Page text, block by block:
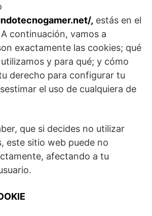
, estás en el
continuación, vamos a
exactamente las cookies; qué
y para qué; y cómo
derecho para configurar tu
el uso de cualquiera de
que si decides no utilizar
este sitio web puede no
afectando a tu